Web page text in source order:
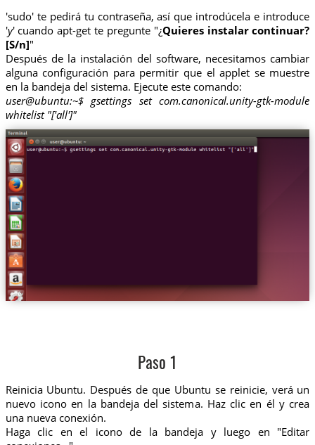
'sudo' te pedirá tu contraseña, así que introdúcela e introduce
'y' cuando apt-get te pregunte "¿Quieres instalar continuar?
[S/n]"
Después de la instalación del software, necesitamos cambiar
alguna configuración para permitir que el applet se muestre
en la bandeja del sistema. Ejecute este comando:
user@ubuntu:~$ gsettings set com.canonical.unity-gtk-module
whitelist "['all']"
Paso 1
Reinicia Ubuntu. Después de que Ubuntu se reinicie, verá un
nuevo icono en la bandeja del sistema. Haz clic en él y crea
una nueva conexión.
Haga clic en el icono de la bandeja y luego en "Editar